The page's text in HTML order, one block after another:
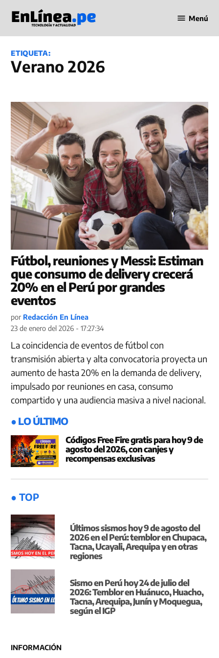
contenido
en Línea
Menú
ETIQUETA:
verano 2026
Fútbol, reuniones y Messi: Estiman
que consumo de delivery crecerá
20% en el Perú por grandes
eventos
por Redacción En Línea
23 de enero del 2026 - 17:27:34
La coincidencia de eventos de fútbol con
transmisión abierta y alta convocatoria proyecta un
aumento de hasta 20% en la demanda de delivery,
impulsado por reuniones en casa, consumo
compartido y una audiencia masiva a nivel nacional.
● LO ÚLTIMO
Códigos Free Fire gratis para hoy 9 de
agosto del 2026, con canjes y
recompensas exclusivas
● TOP
Últimos sismos hoy 9 de agosto del
2026 en el Perú: temblor en Chupaca,
Tacna, Ucayali, Arequipa y en otras
regiones
Sismo en Perú hoy 24 de julio del
2026: Temblor en Huánuco, Huacho,
Tacna, Arequipa, Junín y Moquegua,
según el IGP
INFORMACIÓN